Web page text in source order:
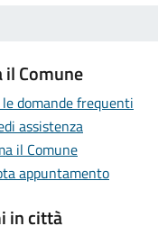
Comune
le domande frequenti
assistenza
il Comune
appuntamento
in città